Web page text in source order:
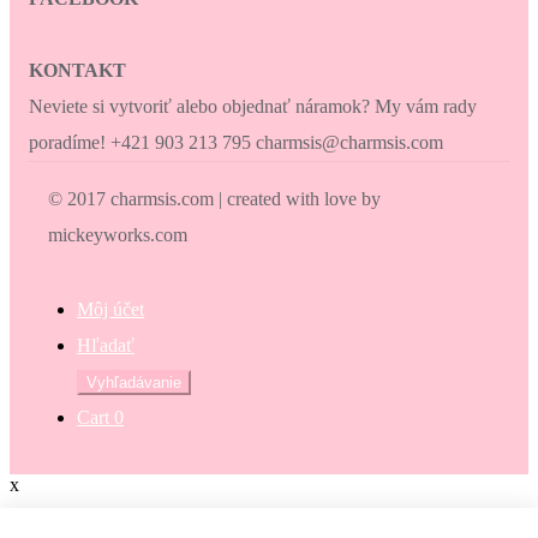
KONTAKT
Neviete si vytvoriť alebo objednať náramok? My vám rady
poradíme! +421 903 213 795 charmsis@charmsis.com
© 2017 charmsis.com | created with love by
mickeyworks.com
Môj účet
Hľadať
Hľadať:
Vyhľadávanie
Cart 0
x